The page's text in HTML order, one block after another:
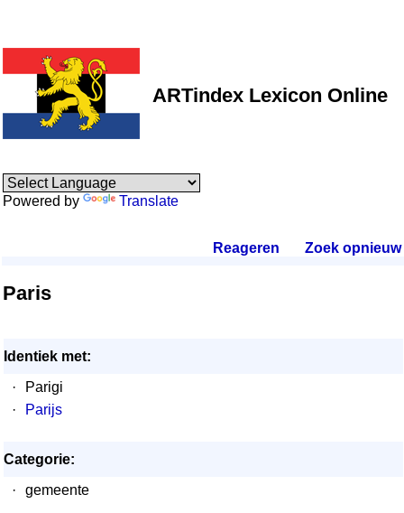
ARTindex Lexicon Online
Powered by Translate
Reageren Zoek opnieuw.
Paris
Identiek met:
·
Parigi
·
Parijs
Categorie:
·
gemeente